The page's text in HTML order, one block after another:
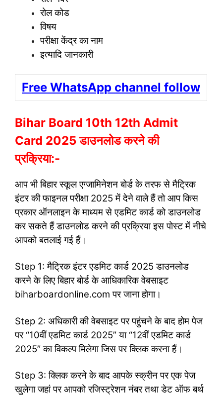
रोल कोड
विषय
परीक्षा केंद्र का नाम
इत्यादि जानकारी
Free WhatsApp channel follow
Bihar Board 10th 12th Admit
Card 2025 डाउनलोड करने की
प्रक्रिया:-
आप भी बिहार स्कूल एग्जामिनेशन बोर्ड के तरफ से मैट्रिक
इंटर की फाइनल परीक्षा 2025 में देने वाले हैं तो आप किस
प्रकार ऑनलाइन के माध्यम से एडमिट कार्ड को डाउनलोड
कर सकते हैं डाउनलोड करने की प्रक्रिया इस पोस्ट में नीचे
आपको बतलाई गई हैं।
Step 1: मैट्रिक इंटर एडमिट कार्ड 2025 डाउनलोड
करने के लिए बिहार बोर्ड के आधिकारिक वेबसाइट
biharboardonline.com पर जाना होगा।
Step 2: अधिकारी की वेबसाइट पर पहुंचने के बाद होम पेज
पर “10वीं एडमिट कार्ड 2025” या “12वीं एडमिट कार्ड
2025” का विकल्प मिलेगा जिस पर क्लिक करना हैं।
Step 3: क्लिक करने के बाद आपके स्क्रीन पर एक पेज
खुलेगा जहां पर आपको रजिस्ट्रेशन नंबर तथा डेट ऑफ बर्थ